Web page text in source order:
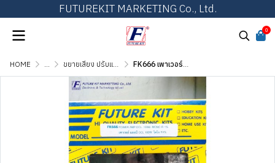
FUTUREKIT MARKETING Co., Ltd.
0
HOME ... ขยายเสียง ปรับแต่งเสียง และวงจรต่อพ่วง FK666 เพาเวอร์แอมป์ OCL 100W โมโน R1%